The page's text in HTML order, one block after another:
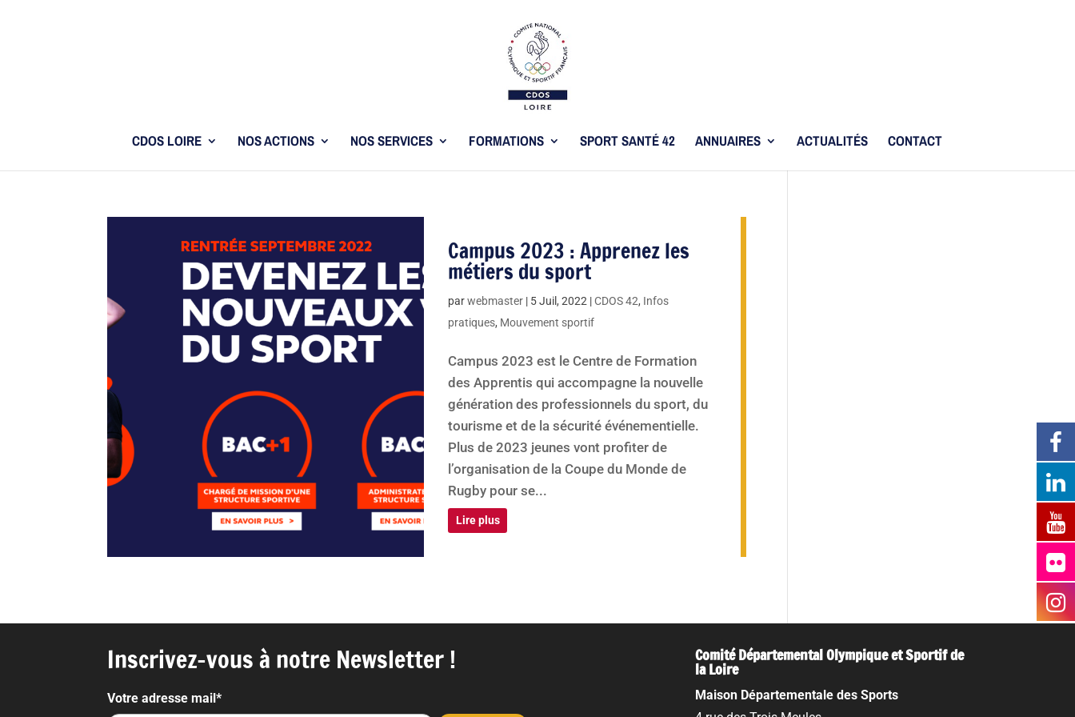
CDOS LOIRE NOS ACTIONS NOS SERVICES FORMATIONS SPORT SANTÉ 42 ANNUAIRES ACTUALITÉS CONTACT
Campus 2023 : Apprenez les
métiers du sport
parwebmaster | 5 Juil, 2022 |CDOS 42, Infos
pratiques, Mouvement sportif
Campus 2023 est le Centre de Formation
des Apprentis qui accompagne la nouvelle
génération des professionnels du sport, du
tourisme et de la sécurité événementielle.
Plus de 2023 jeunes vont profiter de
l’organisation de la Coupe du Monde de
Rugby pour se...
Lire plus
Inscrivez-vous à notre Newsletter !
Votre adresse mail*
Comité Départemental Olympique et Sportif de
la Loire
Maison Départementale des Sports